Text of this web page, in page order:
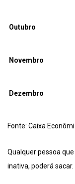
Outubro
Novembro
Dezembro
Fonte: Caixa
Qualquer pessoa
inativa, poderá sacar.